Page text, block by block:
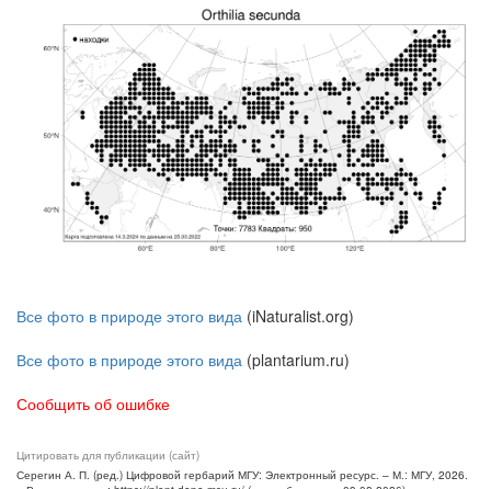
Все фото в природе этого вида (iNaturalist.org)
Все фото в природе этого вида (plantarium.ru)
Сообщить об ошибке
Цитировать для публикации (сайт)
Серегин А. П. (ред.) Цифровой гербарий МГУ: Электронный ресурс. – М.: МГУ, 2026.